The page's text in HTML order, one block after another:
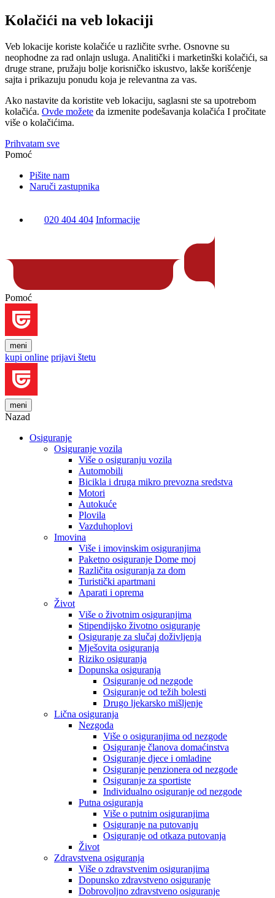
Kolačići na veb lokaciji
Veb lokacije koriste kolačiće u različite svrhe. Osnovne su
neophodne za rad onlajn usluga. Analitički i marketinški kolačići, sa
druge strane, pružaju bolje korisničko iskustvo, lakše korišćenje
sajta i prikazuju ponudu koja je relevantna za vas.
Ako nastavite da koristite veb lokaciju, saglasni ste sa upotrebom
kolačića. Ovde možete da izmenite podešavanja kolačića I pročitate
više o kolačićima.
Prihvatam sve
Pomoć
Pišite nam
Naruči zastupnika
020 404 404 Informacije
Pomoć
meni
kupi online prijavi štetu
meni
Nazad
Osiguranje
Osiguranje vozila
Više o osiguranju vozila
Automobili
Bicikla i druga mikro prevozna sredstva
Motori
Autokuće
Plovila
Vazduhoplovi
Imovina
Više i imovinskim osiguranjima
Paketno osiguranje Dome moj
Različita osiguranja za dom
Turistički apartmani
Aparati i oprema
Život
Više o životnim osiguranjima
Stipendijsko životno osiguranje
Osiguranje za slučaj doživljenja
Mješovita osiguranja
Riziko osiguranja
Dopunska osiguranja
Osiguranje od nezgode
Osiguranje od težih bolesti
Drugo ljekarsko mišljenje
Lična osiguranja
Nezgoda
Više o osiguranjima od nezgode
Osiguranje članova domaćinstva
Osiguranje djece i omladine
Osiguranje penzionera od nezgode
Osiguranje za sportiste
Individualno osiguranje od nezgode
Putna osiguranja
Više o putnim osiguranjima
Osiguranje na putovanju
Osiguranje od otkaza putovanja
Život
Zdravstvena osiguranja
Više o zdravstvenim osiguranjima
Dopunsko zdravstveno osiguranje
Dobrovoljno zdravstveno osiguranje